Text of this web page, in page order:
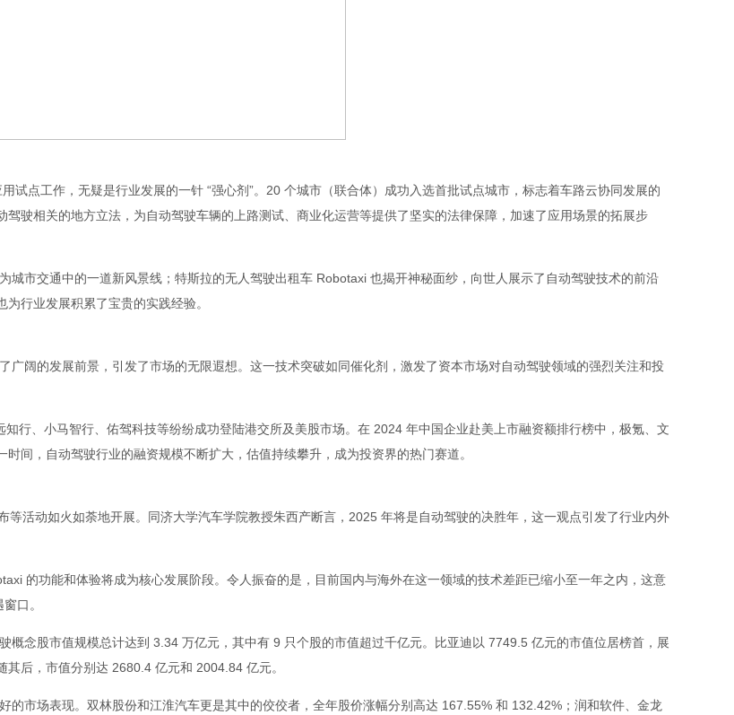
试点工作，无疑是行业发展的一针 “强心剂”。20 个城市（联合体）成功入选首批试点城市，标志着车路云协同发展的
驶相关的地方立法，为自动驾驶车辆的上路测试、商业化运营等提供了坚实的法律保障，加速了应用场景的拓展步
市交通中的一道新风景线；特斯拉的无人驾驶出租车 Robotaxi 也揭开神秘面纱，向世人展示了自动驾驶技术的前沿
行业发展积累了宝贵的实践经验。
阔的发展前景，引发了市场的无限遐想。这一技术突破如同催化剂，激发了资本市场对自动驾驶领域的强烈关注和投
行、小马智行、佑驾科技等纷纷成功登陆港交所及美股市场。在 2024 年中国企业赴美上市融资额排行榜中，极氪、文
间，自动驾驶行业的融资规模不断扩大，估值持续攀升，成为投资界的热门赛道。
活动如火如荼地开展。同济大学汽车学院教授朱西产断言，2025 年将是自动驾驶的决胜年，这一观点引发了行业内外
的功能和体验将成为核心发展阶段。令人振奋的是，目前国内与海外在这一领域的技术差距已缩小至一年之内，这意
口。
念股市值规模总计达到 3.34 万亿元，其中有 9 只个股的市值超过千亿元。比亚迪以 7749.5 亿元的市值位居榜首，展
后，市值分别达 2680.4 亿元和 2004.84 亿元。
市场表现。双林股份和江淮汽车更是其中的佼佼者，全年股价涨幅分别高达 167.55% 和 132.42%；润和软件、金龙